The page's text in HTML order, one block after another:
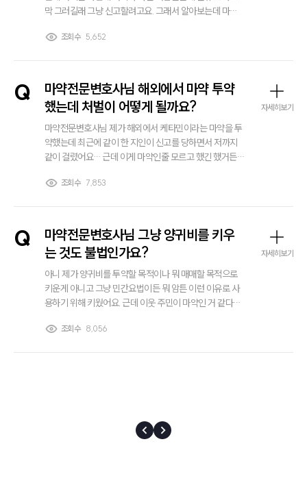
막 그러길래 그냥 신고할려고요. 그래서 알아보는데 마약
지 알 수 있을까요?
조회수 5,652
Q
마약전문변호사님 해외에서 마약 투약
했는데 처벌이 어떻게 될까요?
마약전문변호사님 제가 해외에서 케타민이라는 마약을 투
약했는데 최근에 같이 한 지인이 신고를 당하면서 저까지
같이 걸렸어요… 근데 이게 마약인줄 모르고 했긴 했거든
될까요? 그리고 뭐 대응 방법이라던지 그런거 알 수 있을까
조회수 7,853
자세히보기
Q
마약전문변호사님 그냥 양귀비를 키우
는 것도 불법인가요?
아니 제가 양귀비를 투약할 목적이나 뭐 매매할 목적으로
키운게 아니고 그냥 민간요법이든 뭐 암튼 이런 이유로 사
용하기 위해 키웠어요. 근데 이웃 주민이 마약인 거 같다고
그냥 키우는거였어요. 이런 경우에도 불법인가요? 마약전
조회수 8,056
자세히보기